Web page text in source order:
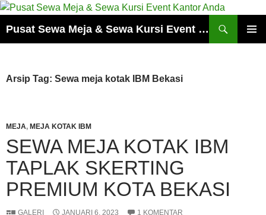
Pusat Sewa Meja & Sewa Kursi Event Kantor Anda
Arsip Tag: Sewa meja kotak IBM Bekasi
MEJA, MEJA KOTAK IBM
SEWA MEJA KOTAK IBM
TAPLAK SKERTING
PREMIUM KOTA BEKASI
GALERI JANUARI 6, 2023 1 KOMENTAR